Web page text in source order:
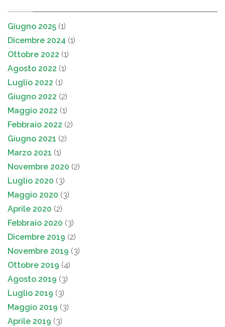
Giugno 2025 (1)
Dicembre 2024 (1)
Ottobre 2022 (1)
Agosto 2022 (1)
Luglio 2022 (1)
Giugno 2022 (2)
Maggio 2022 (1)
Febbraio 2022 (2)
Giugno 2021 (2)
Marzo 2021 (1)
Novembre 2020 (2)
Luglio 2020 (3)
Maggio 2020 (3)
Aprile 2020 (2)
Febbraio 2020 (3)
Dicembre 2019 (2)
Novembre 2019 (3)
Ottobre 2019 (4)
Agosto 2019 (3)
Luglio 2019 (3)
Maggio 2019 (3)
Aprile 2019 (3)